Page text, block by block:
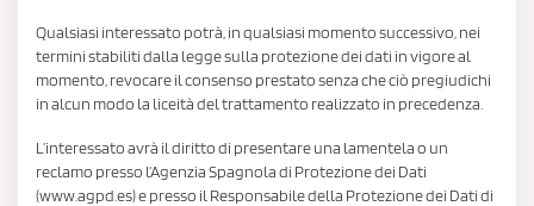
Qualsiasi interessato potrà, in qualsiasi momento successivo, nei
termini stabiliti dalla legge sulla protezione dei dati in vigore al
momento, revocare il consenso prestato senza che ciò pregiudichi
in alcun modo la liceità del trattamento realizzato in precedenza.
L’interessato avrà il diritto di presentare una lamentela o un
reclamo presso l’Agenzia Spagnola di Protezione dei Dati
(www.agpd.es) e presso il Responsabile della Protezione dei Dati di